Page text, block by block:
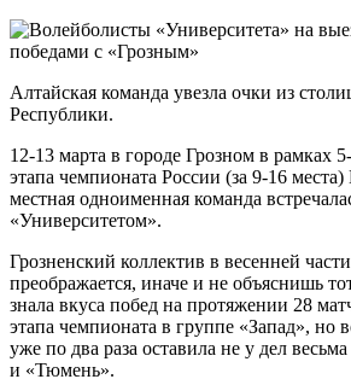
Алтайская команда увезла очки из
Республики.
12-13 марта в городе Грозном в рамках
этапа чемпионата России (за 9-16
местная одноименная команда
«Университетом».
Грозненский коллектив в весенней
преображается, иначе и не объяснишь
знала вкуса побед на протяжении 28
этапа чемпионата в группе «Запад», но
уже по два раза оставила не у дел
и «Тюмень».